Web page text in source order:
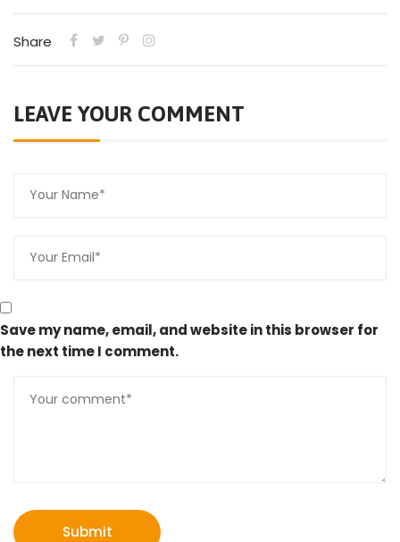
Share
LEAVE YOUR COMMENT
Save my name, email, and website in this browser for
the next time I comment.
Submit